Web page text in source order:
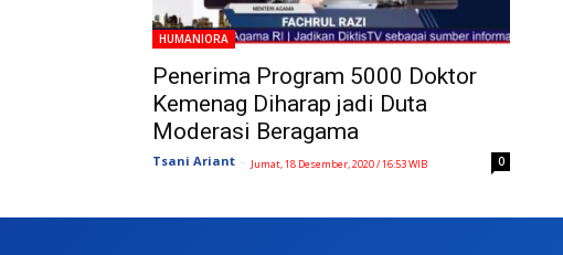
HUMANIORA
Penerima Program 5000 Doktor
Kemenag Diharap jadi Duta
Moderasi Beragama
Tsani Ariant - Jumat, 18 Desember, 2020 / 16:53 WIB 0